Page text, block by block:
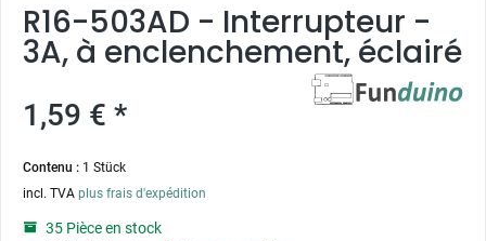
R16-503AD - Interrupteur -
3A, à enclenchement, éclairé
1,59 € *
Contenu : 1 Stück
incl. TVA plus frais d'expédition
35 Pièce en stock